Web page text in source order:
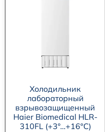
Холодильник
лабораторный
взрывозащищенный
Haier Biomedical HLR-
310FL (+3°…+16°C)